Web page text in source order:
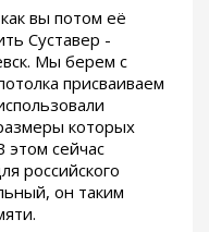
вы потом её
Суставер -
Мы берем с
присваиваем
которых
этом сейчас
российского
он таким